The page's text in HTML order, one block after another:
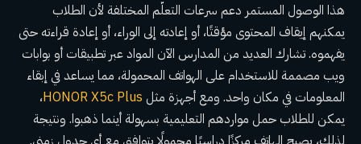
هذا الوصول المستمر دعم سرعات التعلّم المختلفة لأن الطلاب
يمكنهم إيقاف المحتوى مؤقتًا، أو إعادته إلى الوراء، أو إعادة قراءته حتى
يفهموه. تشارك العديد من المدارس الآن المواد عبر تطبيقات أو بوابات
ويب مصممة للاستخدام على الهواتف المحمولة، مما يساعد في إبقاء
المعلومات في مكان واحد. ومع أجهزة مثل HONOR X5c Plus،
يمكن للطلاب حمل مواردهم التعليمية بسهولة أينما ذهبوا. ونتيجة